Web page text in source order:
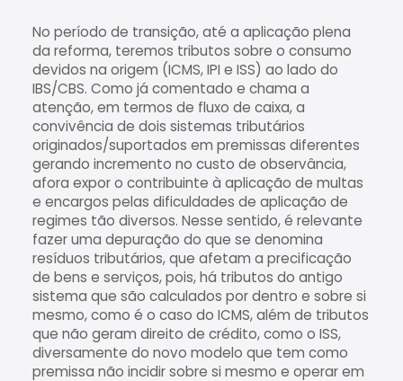
No período de transição, até a aplicação plena
da reforma, teremos tributos sobre o consumo
devidos na origem (ICMS, IPI e ISS) ao lado do
IBS/CBS. Como já comentado e chama a
atenção, em termos de fluxo de caixa, a
convivência de dois sistemas tributários
originados/suportados em premissas diferentes
gerando incremento no custo de observância,
afora expor o contribuinte à aplicação de multas
e encargos pelas dificuldades de aplicação de
regimes tão diversos. Nesse sentido, é relevante
fazer uma depuração do que se denomina
resíduos tributários, que afetam a precificação
de bens e serviços, pois, há tributos do antigo
sistema que são calculados por dentro e sobre si
mesmo, como é o caso do ICMS, além de tributos
que não geram direito de crédito, como o ISS,
diversamente do novo modelo que tem como
premissa não incidir sobre si mesmo e operar em